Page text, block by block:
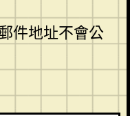
件地址不會公